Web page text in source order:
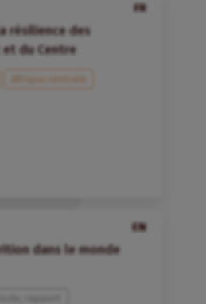
FR
résilience des
du Centre
Afrique centrale
EN
dans le monde